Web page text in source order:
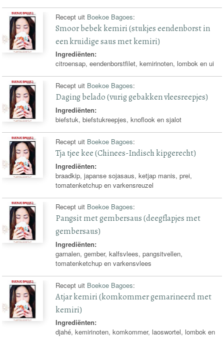
Recept uit Boekoe Bagoes:
Smoor bebek kemiri (stukjes eendenborst in
een kruidige saus met kemiri)
Ingrediënten:
citroensap, eendenborstfilet, kemirinoten, lombok en ui
Recept uit Boekoe Bagoes:
Daging belado (vurig gebakken vleesreepjes)
Ingrediënten:
biefstuk, biefstukreepjes, knoflook en sjalot
Recept uit Boekoe Bagoes:
Tja tjee kee (Chinees-Indisch kipgerecht)
Ingrediënten:
braadkip, japanse sojasaus, ketjap manis, prei,
tomatenketchup en varkensreuzel
Recept uit Boekoe Bagoes:
Pangsit met gembersaus (deegflapjes met
gembersaus)
Ingrediënten:
garnalen, gember, kalfsvlees, pangsitvellen,
tomatenketchup en varkensvlees
Recept uit Boekoe Bagoes:
Atjar kemiri (komkommer gemarineerd met
kemiri)
Ingrediënten:
djahé, kemirinoten, komkommer, laoswortel, lombok en